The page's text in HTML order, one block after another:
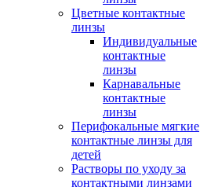
Цветные контактные
линзы
Индивидуальные
контактные
линзы
Карнавальные
контактные
линзы
Перифокальные мягкие
контактные линзы для
детей
Растворы по уходу за
контактными линзами